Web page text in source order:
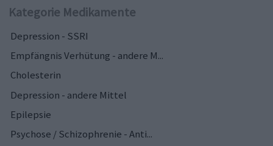
Kategorie Medikamente
Depression - SSRI
Empfängnis Verhütung - andere M...
Cholesterin
Depression - andere Mittel
Epilepsie
Psychose / Schizophrenie - Anti...